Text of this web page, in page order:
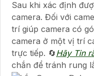
Sau khi xác định
camera. Đối với
trí giúp camera có
camera ở một vị trí
trực tiếp. 🔄Hãy Tin
chắn để tránh rung